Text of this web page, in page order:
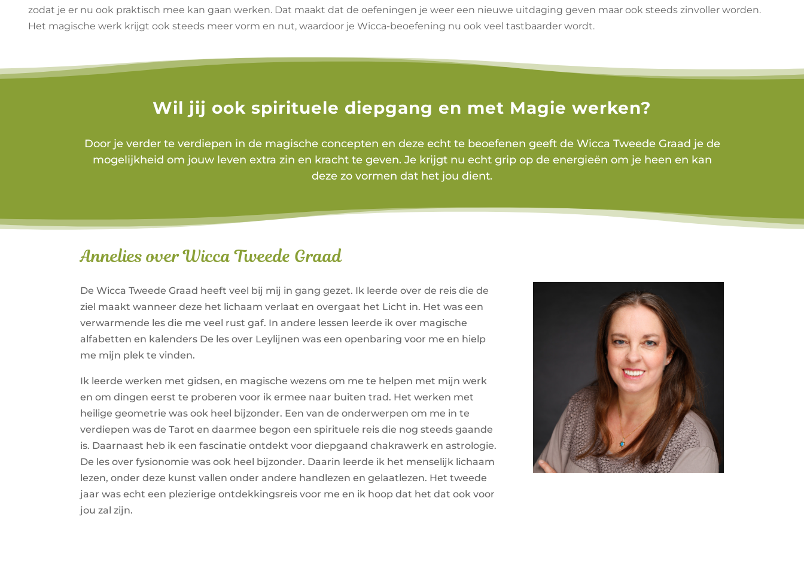
zodat je er nu ook praktisch mee kan gaan werken. Dat maakt dat de oefeningen je weer een nieuwe uitdaging geven maar ook steeds zinvoller worden.
Het magische werk krijgt ook steeds meer vorm en nut, waardoor je Wicca-beoefening nu ook veel tastbaarder wordt.
Wil jij ook spirituele diepgang en met Magie werken?
Door je verder te verdiepen in de magische concepten en deze echt te beoefenen geeft de Wicca Tweede Graad je de
mogelijkheid om jouw leven extra zin en kracht te geven. Je krijgt nu echt grip op de energieën om je heen en kan
deze zo vormen dat het jou dient.
Annelies over Wicca Tweede Graad
De Wicca Tweede Graad heeft veel bij mij in gang gezet. Ik leerde over de reis die de
ziel maakt wanneer deze het lichaam verlaat en overgaat het Licht in. Het was een
verwarmende les die me veel rust gaf. In andere lessen leerde ik over magische
alfabetten en kalenders De les over Leylijnen was een openbaring voor me en hielp
me mijn plek te vinden.
Ik leerde werken met gidsen, en magische wezens om me te helpen met mijn werk
en om dingen eerst te proberen voor ik ermee naar buiten trad. Het werken met
heilige geometrie was ook heel bijzonder. Een van de onderwerpen om me in te
verdiepen was de Tarot en daarmee begon een spirituele reis die nog steeds gaande
is. Daarnaast heb ik een fascinatie ontdekt voor diepgaand chakrawerk en astrologie.
De les over fysionomie was ook heel bijzonder. Daarin leerde ik het menselijk lichaam
lezen, onder deze kunst vallen onder andere handlezen en gelaatlezen. Het tweede
jaar was echt een plezierige ontdekkingsreis voor me en ik hoop dat het dat ook voor
jou zal zijn.